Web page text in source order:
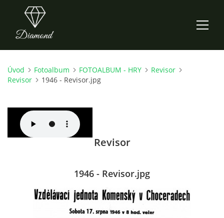
ÚVOD
O NÁS
CO NOVÉHO ZKOUŠÍME
Úvod Fotoalbum FOTOALBUM - HRY
Revisor
Revisor
1946 - Revisor.jpg
Revisor
1946 - Revisor.jpg